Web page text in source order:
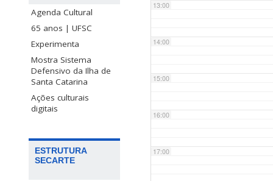
Agenda Cultural
65 anos | UFSC
Experimenta
Mostra Sistema
Defensivo da Ilha de
Santa Catarina
Ações culturais
digitais
ESTRUTURA
SECARTE
13:00
14:00
15:00
16:00
17:00